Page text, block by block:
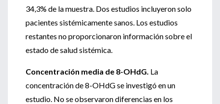
34,3% de la muestra. Dos estudios incluyeron solo
pacientes sistémicamente sanos. Los estudios
restantes no proporcionaron información sobre el
estado de salud sistémica.
Concentración media de 8-OHdG. La
concentración de 8-OHdG se investigó en un
estudio. No se observaron diferencias en los